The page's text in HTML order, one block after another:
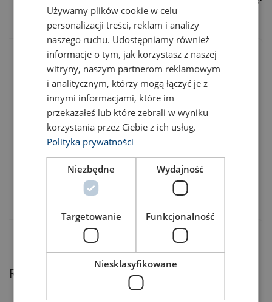
Код товара Add to cart More details
Related products
ENGLISH TRANSLATION
Używamy plików cookie w celu
personalizacji treści, reklam i analizy
naszego ruchu. Udostępniamy również
informacje o tym, jak korzystasz z naszej
witryny, naszym partnerom reklamowym
i analitycznym, którzy mogą łączyć je z
innymi informacjami, które im
przekazałeś lub które zebrali w wyniku
korzystania przez Ciebie z ich usług.
Polityka prywatności
Niezbędne Wydajność
Targetowanie Funkcjonalność
Niesklasyfikowane